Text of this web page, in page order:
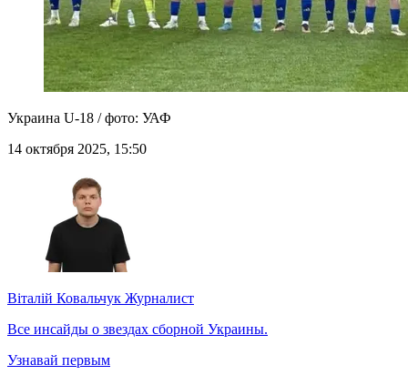
Украина U-18 / фото: УАФ
14 октября 2025, 15:50
Віталій Ковальчук Журналист
Все инсайды о звездах сборной Украины.
Узнавай первым